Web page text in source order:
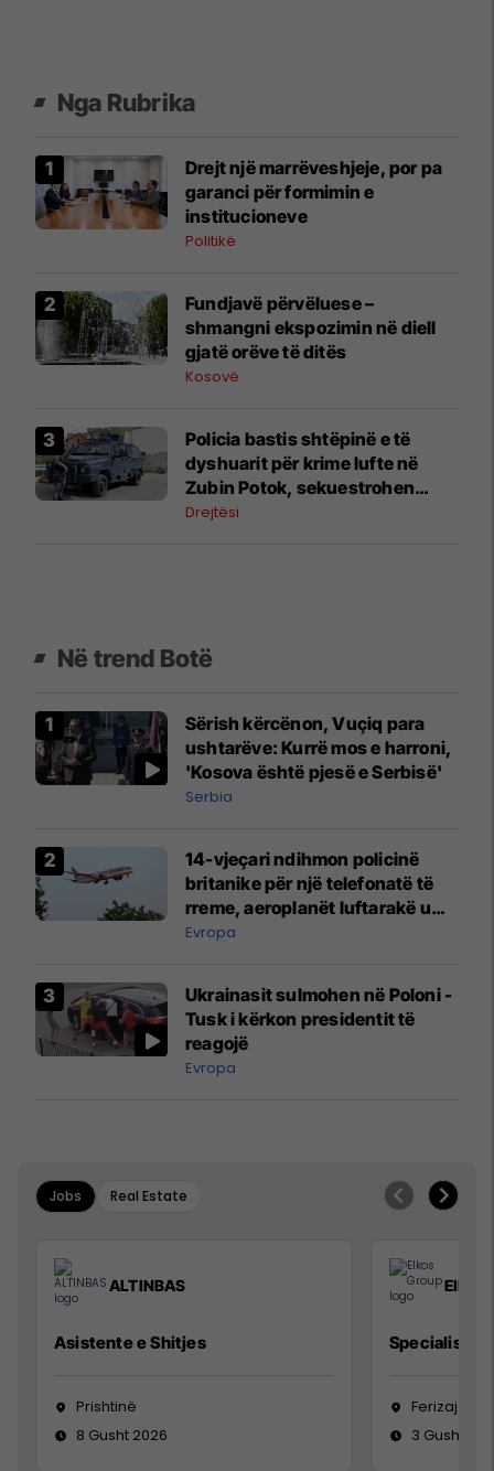
Nga Rubrika
Drejt një marrëveshjeje, por pa
garanci për formimin e
institucioneve
Politikë
Fundjavë përvëluese –
shmangni ekspozimin në diell
gjatë orëve të ditës
Kosovë
Policia bastis shtëpinë e të
dyshuarit për krime lufte në
Zubin Potok, sekuestrohen
prova
Drejtësi
Në trend Botë
Sërish kërcënon, Vuçiq para
ushtarëve: Kurrë mos e harroni,
'Kosova është pjesë e Serbisë'
Serbia
14-vjeçari ndihmon policinë
britanike për një telefonatë të
rreme, aeroplanët luftarakë u
ngritën në ajër për të
Mançesterit
Evropa
Ukrainasit sulmohen në Poloni -
Tusk i kërkon presidentit të
reagojë
Evropa
Jobs Real Estate
ALTINBAS
Asistente e Shitjes
Prishtinë
8 Gusht 2026
Elkos
Specialist
Ferizaj
3 Gusht